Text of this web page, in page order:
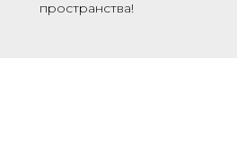
пространства!